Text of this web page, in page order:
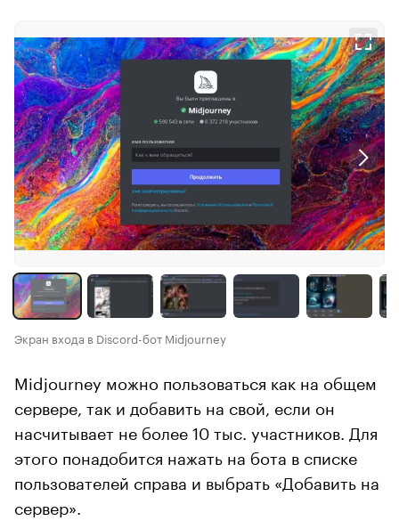
Экран входа в Discord-бот Midjourney
Midjourney можно пользоваться как на общем
сервере, так и добавить на свой, если он
насчитывает не более 10 тыс. участников. Для
этого понадобится нажать на бота в списке
пользователей справа и выбрать «Добавить на
сервер».